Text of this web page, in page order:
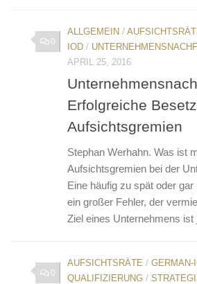
0
ALLGEMEIN /
IOD /
APRIL 25, 2016
Erfolgreiche
Aufsichtsgremien
Stephan Werhahn. Was ist
Aufsichtsgremien bei der
Eine häufig zu spät oder
ein großer Fehler, der
Ziel eines Unternehmens ist
0
AUFSICHTSRÄTE / GERMAN-
QUALIFIZIERUNG /